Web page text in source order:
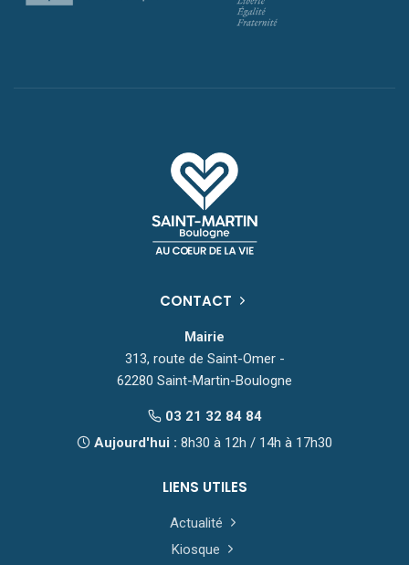
CONTACT
Mairie
313, route de Saint-Omer -
62280 Saint-Martin-Boulogne
03 21 32 84 84
Aujourd'hui : 8h30 à 12h / 14h à 17h30
LIENS UTILES
Actualité
Kiosque